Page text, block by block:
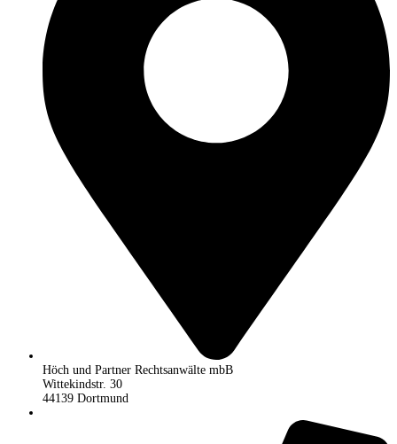
Höch und Partner Rechtsanwälte mbB
Wittekindstr. 30
44139 Dortmund